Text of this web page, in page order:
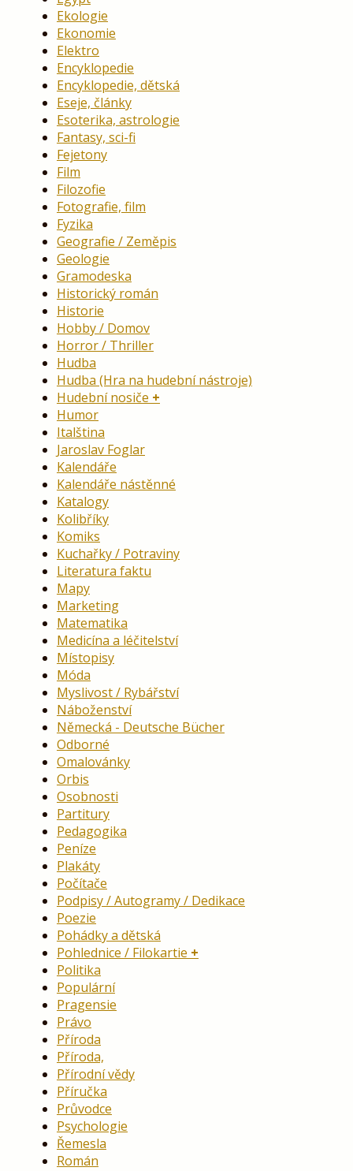
Ekologie
Ekonomie
Elektro
Encyklopedie
Encyklopedie, dětská
Eseje, články
Esoterika, astrologie
Fantasy, sci-fi
Fejetony
Film
Filozofie
Fotografie, film
Fyzika
Geografie / Zeměpis
Geologie
Gramodeska
Historický román
Historie
Hobby / Domov
Horror / Thriller
Hudba
Hudba (Hra na hudební nástroje)
Hudební nosiče
Humor
Italština
Jaroslav Foglar
Kalendáře
Kalendáře nástěnné
Katalogy
Kolibříky
Komiks
Kuchařky / Potraviny
Literatura faktu
Mapy
Marketing
Matematika
Medicína a léčitelství
Místopisy
Móda
Myslivost / Rybářství
Náboženství
Německá - Deutsche Bücher
Odborné
Omalovánky
Orbis
Osobnosti
Partitury
Pedagogika
Peníze
Plakáty
Počítače
Podpisy / Autogramy / Dedikace
Poezie
Pohádky a dětská
Pohlednice / Filokartie
Politika
Populární
Pragensie
Právo
Příroda
Příroda,
Přírodní vědy
Příručka
Průvodce
Psychologie
Řemesla
Román